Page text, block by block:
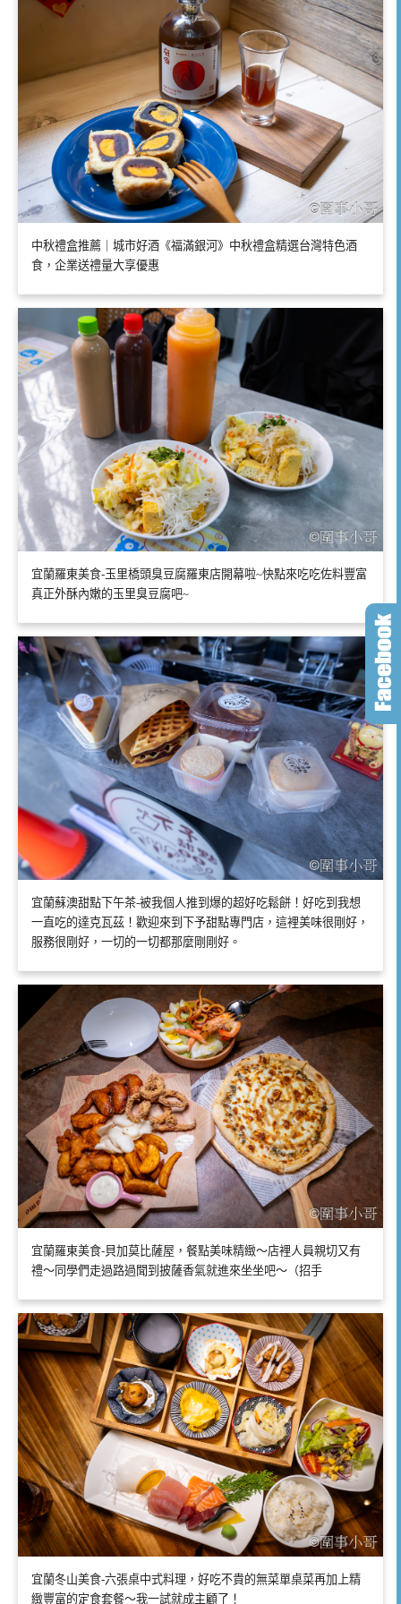
中秋禮盒推薦｜城市好酒《福滿銀河》中秋禮盒精選台灣特色酒
食，企業送禮量大享優惠
宜蘭羅東美食-玉里橋頭臭豆腐羅東店開幕啦~快點來吃吃佐料豐富
真正外酥內嫩的玉里臭豆腐吧~
宜蘭蘇澳甜點下午茶-被我個人推到爆的超好吃鬆餅！好吃到我想
一直吃的達克瓦茲！歡迎來到下予甜點專門店，這裡美味很剛好，
服務很剛好，一切的一切都那麼剛剛好。
宜蘭羅東美食-貝加莫比薩屋，餐點美味精緻～店裡人員親切又有
禮～同學們走過路過聞到披薩香氣就進來坐坐吧～（招手
宜蘭冬山美食-六張桌中式料理，好吃不貴的無菜單桌菜再加上精
緻豐富的定食套餐～我一試就成主顧了！